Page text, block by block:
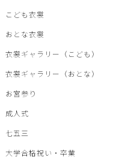
こども衣裳
おとな衣裳
衣裳ギャラリー（こども）
衣裳ギャラリー（おとな）
お宮参り
成人式
七五三
大学合格祝い・卒業